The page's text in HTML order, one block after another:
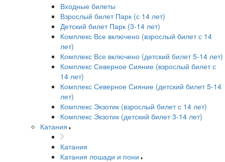
Входные билеты
Взрослый билет Парк (с 14 лет)
Детский билет Парк (3-14 лет)
Комплекс Все включено (взрослый билет с 14
лет)
Комплекс Все включено (детский билет 5-14 лет)
Комплекс Северное Сияние (взрослый билет с
14 лет)
Комплекс Северное Сияние (детский билет 5-14
лет)
Комплекс Экзотик (взрослый билет с 14 лет)
Комплекс Экзотик (детский билет 3-14 лет)
Катания
Катания
Катания лошади и пони